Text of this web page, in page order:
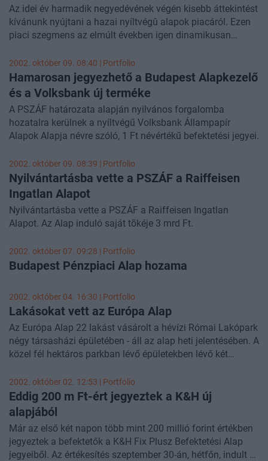
Az idei év harmadik negyedévének végén kisebb áttekintést
kívánunk nyújtani a hazai nyíltvégû alapok piacáról. Ezen
piaci szegmens az elmúlt években igen dinamikusan
valamennyire megtörni látszik. Az értékpapírpiacokon
jellemzõen a pesszimista hangulat vált uralkodóvá a
tavaszi derûlátás után. Az elmúlt egy évre visszatekintve
megállapítható, hogy a piac szerkezete nem változott
érdemben, a domináns szereplõk megõrizték vezetõ
pozíciójukat. A legrosszabb hozamok a nemzetközi
részvényalapokhoz kapcsolódtak, míg a kötvény- és
nyújtottak. Az ingatlanalapok vagyona (elsõsorban Európa
Alap) dinamikusan nõ, ugyanakkor továbbra is csak igen
kis szeletét adják a piacnak. A következõ idõszak érdekes
színfoltjai lehetnek az egyes pénzügyi innovációkat jobban
felhasználó, speciálisnak számító alapok.
2002. október 09. 08:40 | Portfolio
Hamarosan jegyezhető a Budapest Alapkezelő
és a Volksbank új terméke
A PSZÁF határozata alapján nyilvános forgalomba
hozatalra kerülnek a nyíltvégű Volksbank Állampapír
Alapok Alapja névre szóló, 1 Ft névértékű befektetési jegyei.
2002. október 09. 08:39 | Portfolio
Nyilvántartásba vette a PSZÁF a Raiffeisen
Ingatlan Alapot
Nyilvántartásba vette a PSZÁF a Raiffeisen Ingatlan
Alapot. Az Alap induló saját tõkéje 3 mrd Ft.
2002. október 07. 09:28 | Portfolio
Budapest Pénzpiaci Alap hozama
2002. október 04. 16:30 | Portfolio
Lakásokat vett az Európa Alap
Az Európa Alap 22 lakást vásárolt a hévízi Római Lakópark
négy társasházi épületében - áll az alap heti jelentésében. A
közel fél hektáros parkban lévő épületekben lévő két
2002. október 02. 12:53 | Portfolio
Eddig 200 m Ft-ért jegyeztek a K&H új
alapjából
Már az első két napon több mint 200 millió forint értékben
jegyeztek a befektetők a K&H Fix Plusz Befektetési Alap
jegyeiből. Az értékesítés szeptember 30-án, hétfőn, indult és